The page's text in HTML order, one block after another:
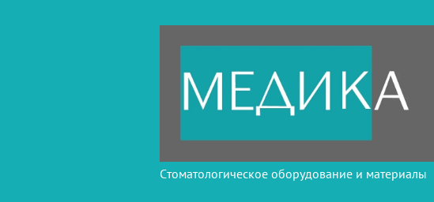
Стоматологическое оборудование и материалы